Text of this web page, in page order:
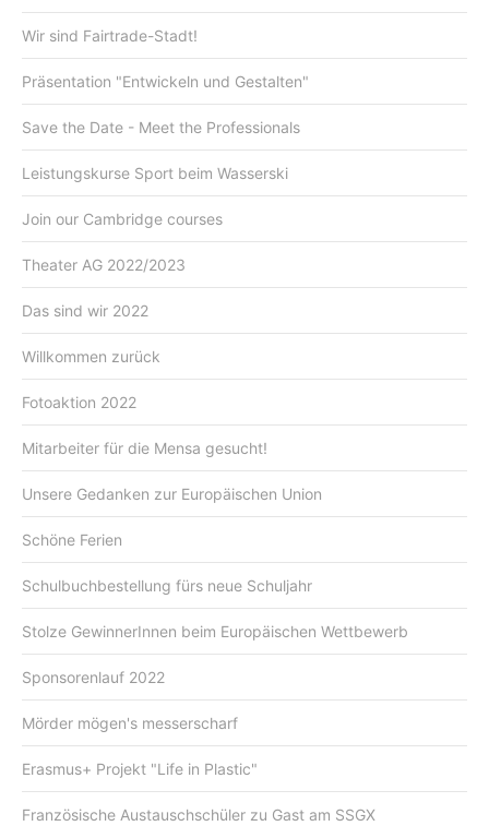
Wir sind Fairtrade-Stadt!
Präsentation "Entwickeln und Gestalten"
Save the Date - Meet the Professionals
Leistungskurse Sport beim Wasserski
Join our Cambridge courses
Theater AG 2022/2023
Das sind wir 2022
Willkommen zurück
Fotoaktion 2022
Mitarbeiter für die Mensa gesucht!
Unsere Gedanken zur Europäischen Union
Schöne Ferien
Schulbuchbestellung fürs neue Schuljahr
Stolze GewinnerInnen beim Europäischen Wettbewerb
Sponsorenlauf 2022
Mörder mögen's messerscharf
Erasmus+ Projekt "Life in Plastic"
Französische Austauschschüler zu Gast am SSGX